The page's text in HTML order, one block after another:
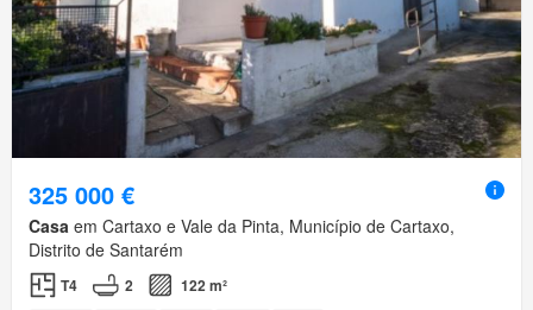
325 000 €
Casa em Cartaxo e Vale da Pinta, Município de Cartaxo,
Distrito de Santarém
T4 2 122 m²